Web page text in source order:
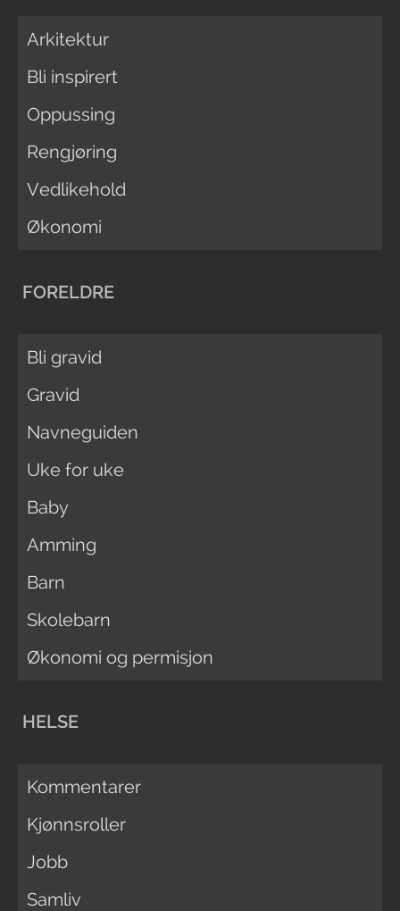
Arkitektur
Bli inspirert
Oppussing
Rengjøring
Vedlikehold
Økonomi
FORELDRE
Bli gravid
Gravid
Navneguiden
Uke for uke
Baby
Amming
Barn
Skolebarn
Økonomi og permisjon
HELSE
Kommentarer
Kjønnsroller
Jobb
Samliv